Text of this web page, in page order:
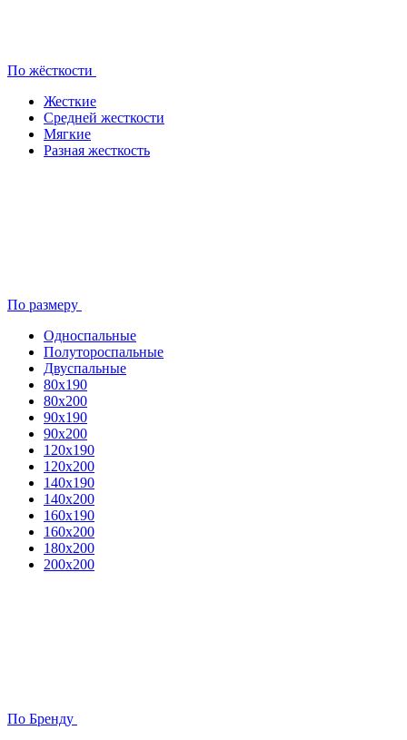
По жёсткости
Жесткие
Средней жесткости
Мягкие
Разная жесткость
По размеру
Односпальные
Полутороспальные
Двуспальные
80x190
80х200
90х190
90х200
120х190
120х200
140х190
140х200
160х190
160х200
180х200
200х200
По Бренду